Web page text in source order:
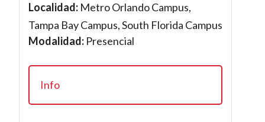
Localidad: Metro Orlando Campus,
Tampa Bay Campus, South Florida Campus
Modalidad: Presencial
Info